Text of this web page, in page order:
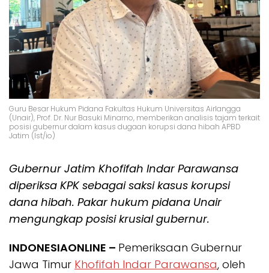
Guru Besar Hukum Pidana Fakultas Hukum Universitas Airlangga
(Unair), Prof. Dr. Nur Basuki Minarno, memberikan analisis tajam terkait
posisi gubernur dalam kasus dugaan korupsi dana hibah APBD
Jatim (Ist/io)
Gubernur Jatim Khofifah Indar Parawansa
diperiksa KPK sebagai saksi kasus korupsi
dana hibah. Pakar hukum pidana Unair
mengungkap posisi krusial gubernur.
INDONESIAONLINE – Pemeriksaan Gubernur
Jawa Timur Khofifah Indar Parawansa, oleh